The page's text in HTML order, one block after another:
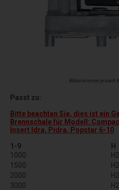
Bilder können je nach
Passt zu:
Bitte beachten Sie, dies ist ein
Brennschale für Modell:
Insert Idra, Pidra, Popstar 6-10
1-9
1000
1500
2000
3000
H